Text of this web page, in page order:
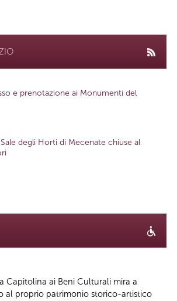
e prenotazione ai Monumenti del
degli Horti di Mecenate chiuse al
Capitolina ai Beni Culturali mira a
al proprio patrimonio storico-artistico